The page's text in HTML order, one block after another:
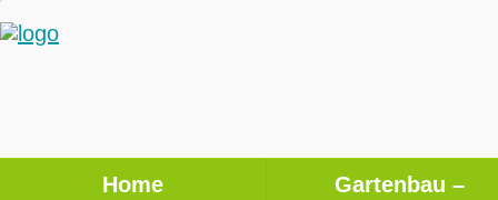
Home
Gartenbau –